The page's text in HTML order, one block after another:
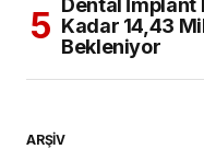
Dental İmplant
Kadar 14,43
Bekleniyor
ARŞİV